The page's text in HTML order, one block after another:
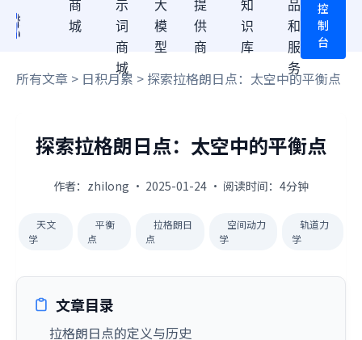
商
城
示
词
商
城
大
模
型
提
供
商
知
识
库
品
和
服
务
控
制
台
所有文章 > 日积月累 > 探索拉格朗日点：太空中的平衡点
探索拉格朗日点：太空中的平衡点
作者：zhilong · 2025-01-24 · 阅读时间：4分钟
天文
学
平衡
点
拉格朗日
点
空间动力
学
轨道力
学
文章目录
拉格朗日点的定义与历史